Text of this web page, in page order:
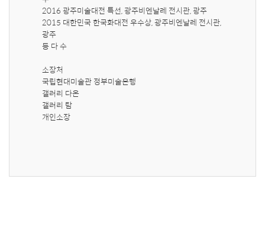
2016 광주미술대전 특선, 광주비엔날레 전시관, 광주
2015 대한민국 한국화대전 우수상, 광주비엔날레 전시관,
광주
등 다 수
소장처
국립현대미술관 정부미술은행
갤러리 다온
갤러리 탐
개인소장